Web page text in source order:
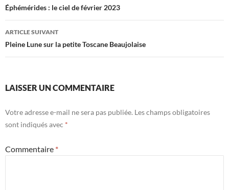
des
articles
Éphémérides : le ciel de février 2023
ARTICLE SUIVANT
Pleine Lune sur la petite Toscane Beaujolaise
LAISSER UN COMMENTAIRE
Votre adresse e-mail ne sera pas publiée. Les champs obligatoires
sont indiqués avec *
Commentaire *